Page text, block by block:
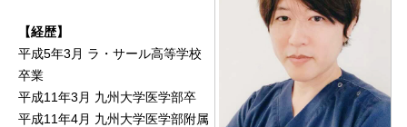
【経歴】
平成5年3月 ラ・サール高等学校
卒業
平成11年3月 九州大学医学部卒
平成11年4月 九州大学医学部附属